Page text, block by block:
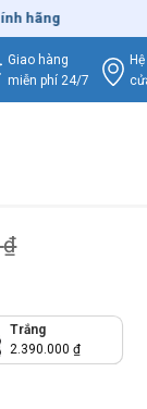
– Xuất
Giao hàng
miễn phí 24/7
₫
Trắng
2.390.000₫